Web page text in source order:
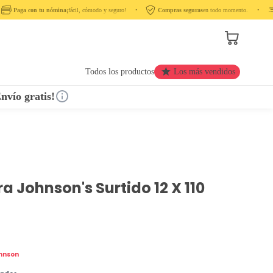
Paga con tu nómina¡fácil, cómodo y seguro! ‎ ‎ ‎ ‎ •‎ ‎ ‎ ‎ Compras segurasen todo momento. ‎ ‎ ‎ ‎ •‎ ‎ ‎ ‎ ‎
Todos los productos Los más vendidos
gratis!
Johnson's Surtido 12 X 110